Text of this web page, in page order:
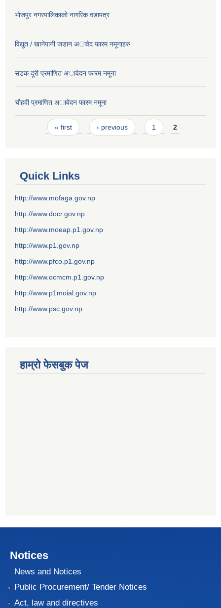
भोजपुर नगरपालिकाको नागरिक वडापत्र
विद्युत / खानेपानी जडान अावेद फारम नमूनाहरु
सडक दूरी प्रमाणित अावेदन फारम नमूना
चौहदी प्रमाणित अावेदन फारम नमूना
Pages« first ‹ previous 1 2
Quick Links
http://www.mofaga.gov.np
http://www.docr.gov.np
http://www.moeap.p1.gov.np
http://www.p1.gov.np
http://www.pfco.p1.gov.np
http://www.ocmcm.p1.gov.np
http://www.p1moial.gov.np
http://www.psc.gov.np
हाम्राे फेसबुक पेज
Notices
News and Notices
Public Procurement/ Tender Notices
Act, law and directives